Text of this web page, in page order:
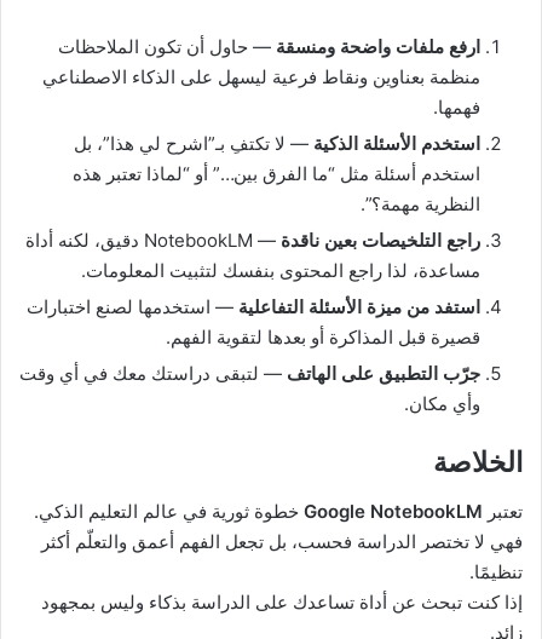
ارفع ملفات واضحة ومنسقة — حاول أن تكون الملاحظات
منظمة بعناوين ونقاط فرعية ليسهل على الذكاء الاصطناعي
فهمها.
استخدم الأسئلة الذكية — لا تكتفِ بـ”اشرح لي هذا”، بل
استخدم أسئلة مثل “ما الفرق بين…” أو “لماذا تعتبر هذه
النظرية مهمة؟”.
راجع التلخيصات بعين ناقدة
— NotebookLM دقيق، لكنه أداة
مساعدة، لذا راجع المحتوى بنفسك لتثبيت المعلومات.
استفد من ميزة الأسئلة التفاعلية — استخدمها لصنع اختبارات
قصيرة قبل المذاكرة أو بعدها لتقوية الفهم.
جرّب التطبيق على الهاتف — لتبقى دراستك معك في أي وقت
وأي مكان.
الخلاصة
تعتبر Google NotebookLM خطوة ثورية في عالم التعليم الذكي.
فهي لا تختصر الدراسة فحسب، بل تجعل الفهم أعمق والتعلّم أكثر
تنظيمًا.
إذا كنت تبحث عن أداة تساعدك على الدراسة بذكاء وليس بمجهود
زائد.